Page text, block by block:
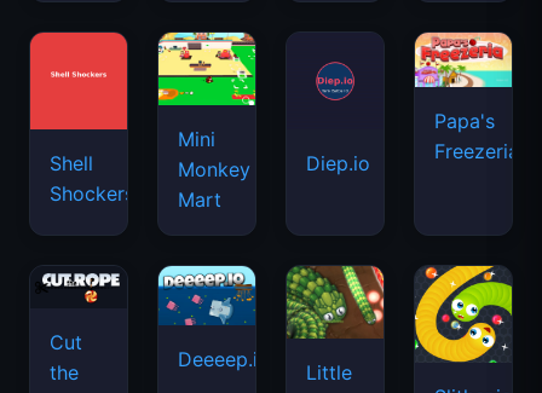
Shell
Shockers
Mini
Monkey
Mart
Diep.io
Papa's
Freezeria
Cut
the
Deeeep.io
Little